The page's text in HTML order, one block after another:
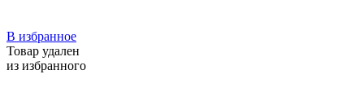
В избранное
Товар удален
из избранного